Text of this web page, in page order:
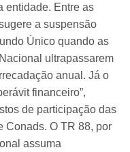
entidade. Entre as
a suspensão
Único quando as
ultrapassarem
anual. Já o
financeiro”,
de participação das
Conads. O TR 88, por
assuma